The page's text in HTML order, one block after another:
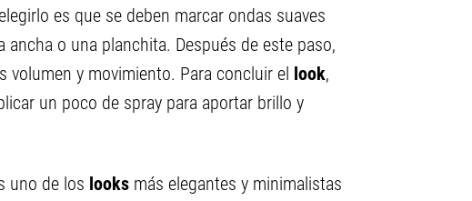
es que se deben marcar ondas suaves
o una planchita. Después de este paso,
volumen y movimiento. Para concluir el look,
un poco de spray para aportar brillo y
uno de los looks más elegantes y minimalistas